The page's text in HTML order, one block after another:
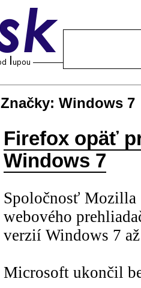
Značky: Windows 7
Firefox opäť
Windows 7
Spoločnosť
webového
verzií Windows 7
Microsoft ukončil